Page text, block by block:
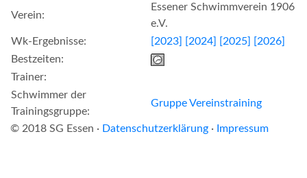
Verein:
Essener Schwimmverein 1906
e.V.
Wk-Ergebnisse:
[2023] [2024] [2025]
[2026]
Bestzeiten:
Trainer:
Schwimmer der
Trainingsgruppe:
Gruppe Vereinstraining
© 2018 SG Essen · Datenschutzerklärung · Impressum